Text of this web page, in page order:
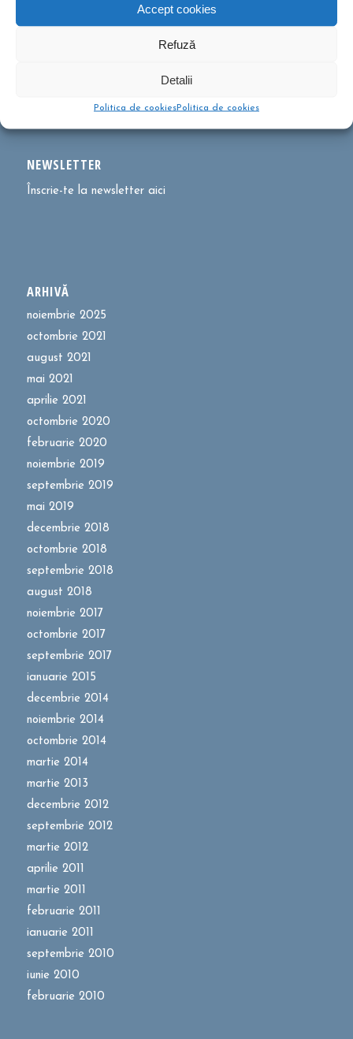
Accept cookies
Refuză
Detalii
Politica de cookiesPolitica de cookies
februarie 13, 2020 - 5:21 pm
septembrie 10, 2019 - 12:29 pm
Dă clic pentru a accepta cookie-urile pentru
marketing și pentru a activa acest conținut
NEWSLETTER
Înscrie-te la newsletter aici
ARHIVĂ
noiembrie 2025
octombrie 2021
august 2021
mai 2021
aprilie 2021
octombrie 2020
februarie 2020
noiembrie 2019
septembrie 2019
mai 2019
decembrie 2018
octombrie 2018
septembrie 2018
august 2018
noiembrie 2017
octombrie 2017
septembrie 2017
ianuarie 2015
decembrie 2014
noiembrie 2014
octombrie 2014
martie 2014
martie 2013
decembrie 2012
septembrie 2012
martie 2012
aprilie 2011
martie 2011
februarie 2011
ianuarie 2011
septembrie 2010
iunie 2010
februarie 2010